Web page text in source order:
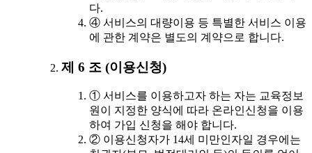
다.
④ 서비스의 대량이용 등 특별한 서비스 이용
에 관한 계약은 별도의 계약으로 합니다.
제 6 조 (이용신청)
① 서비스를 이용하고자 하는 자는 교육정보
원이 지정한 양식에 따라 온라인신청을 이용
하여 가입 신청을 해야 합니다.
② 이용신청자가 14세 미만인자일 경우에는